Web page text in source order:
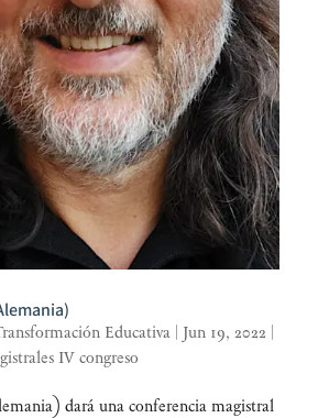
Educativa| Jun 19, 2022
IV congreso
dará una con­fe­ren­cia magis­tral